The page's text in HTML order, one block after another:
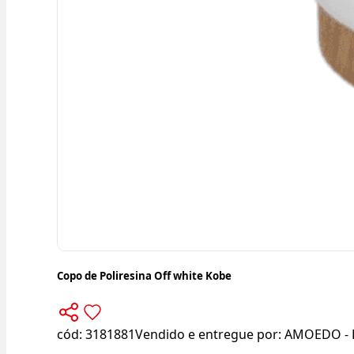
Copo de Poliresina Off white Kobe
cód: 3181881Vendido e entregue por: AMOEDO -